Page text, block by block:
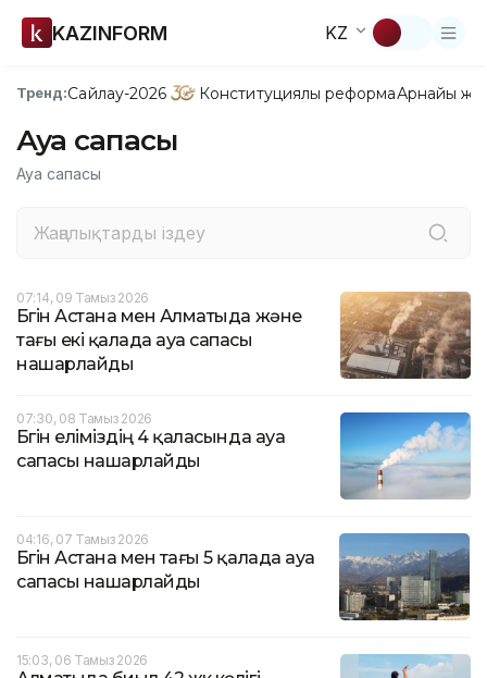
KAZINFORM KZ
Тренд:Сайлау-2026 Конституциялық реформаАрнайы
Ауа сапасы
Ауа сапасы
07:14, 09 Тамыз 2026
Бүгін Астана мен Алматыда және
тағы екі қалада ауа сапасы
нашарлайды
07:30, 08 Тамыз 2026
Бүгін еліміздің 4 қаласында ауа
сапасы нашарлайды
04:16, 07 Тамыз 2026
Бүгін Астана мен тағы 5 қалада ауа
сапасы нашарлайды
15:03, 06 Тамыз 2026